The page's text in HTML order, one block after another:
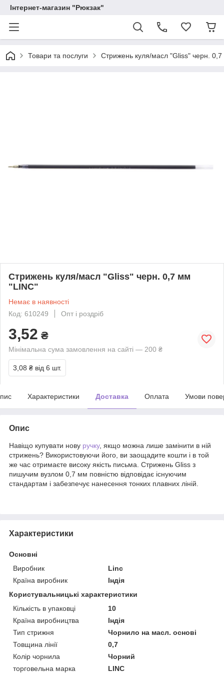
Інтернет-магазин "Рюкзак"
Товари та послуги Стрижень куля/масл "Gliss" черн.
Стрижень куля/масл "Gliss" черн. 0,7 мм
"LINC"
Немає в наявності
Код: 610249
Опт і роздріб
3,52 ₴
Мінімальна сума замовлення на сайті — 200 ₴
3,08 ₴ від 6 шт.
Характеристики Доставка Оплата Умови
Опис
Навіщо купувати нову ручку, якщо можна лише замінити в ній
стрижень? Використовуючи його, ви заощадите кошти і в той
же час отримаєте високу якість письма. Стрижень Gliss з
пишучим вузлом 0,7 мм повністю відповідає існуючим
стандартам і забезпечує нанесення тонких плавних ліній.
Характеристики
Основні
Виробник
Linc
Країна виробник
Індія
Користувальницькі характеристики
Кількість в упаковці
10
Країна виробництва
Індія
Тип стрижня
Чорнило на масл. основі
Товщина лінії
0,7
Колір чорнила
Чорний
торговельна марка
LINC